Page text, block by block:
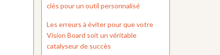
clés pour un outil personnalisé
Les erreurs à éviter pour que votre
Vision Board soit un véritable
catalyseur de succès